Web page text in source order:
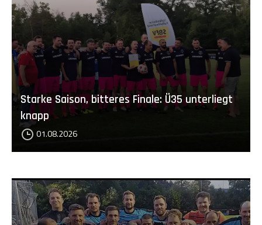
Starke Saison, bitteres Finale: Ü35 unterliegt
knapp
01.08.2026